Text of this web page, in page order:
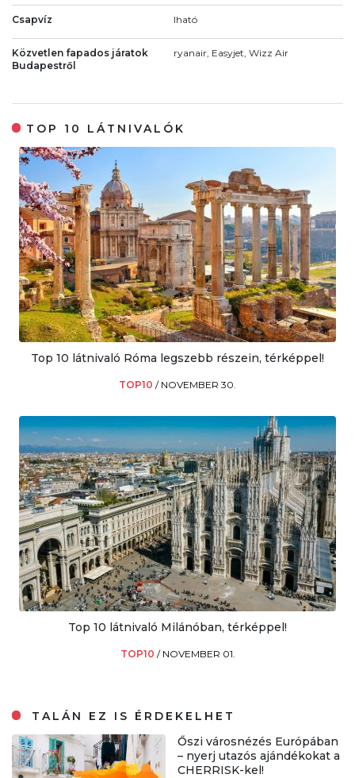
Csapvíz Iható
Közvetlen fapados járatok
Budapestről
ryanair, Easyjet, Wizz Air
TOP 10 LÁTNIVALÓK
Top 10 látnivaló Róma legszebb részein, térképpel!
TOP10 / NOVEMBER 30.
Top 10 látnivaló Milánóban, térképpel!
TOP10 / NOVEMBER 01.
TALÁN EZ IS ÉRDEKELHET
Őszi városnézés Európában
– nyerj utazós ajándékokat a
CHERRISK-kel!